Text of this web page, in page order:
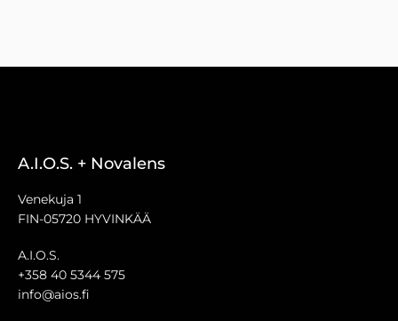
A.I.O.S. + Novalens
Venekuja 1
FIN-05720 HYVINKÄÄ
A.I.O.S.
+358 40 5344 575
info@aios.fi